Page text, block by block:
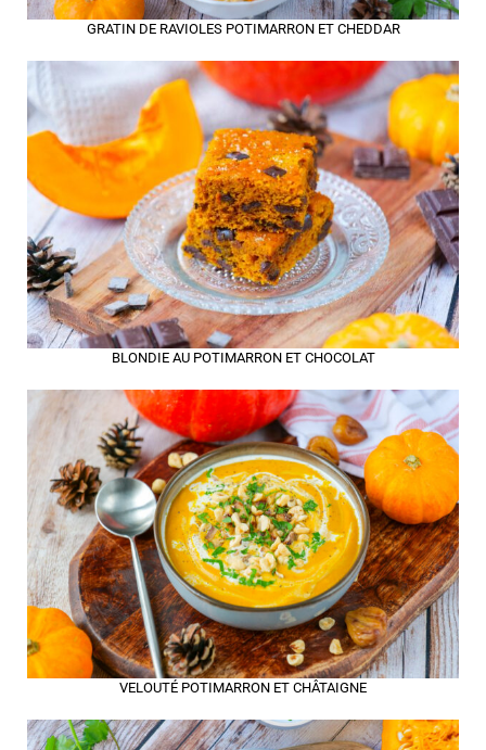
GRATIN DE RAVIOLES POTIMARRON ET CHEDDAR
BLONDIE AU POTIMARRON ET CHOCOLAT
VELOUTÉ POTIMARRON ET CHÂTAIGNE